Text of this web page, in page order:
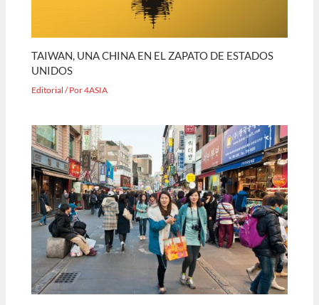
TAIWAN, UNA CHINA EN EL ZAPATO DE ESTADOS
UNIDOS
Editorial / Por4ASIA